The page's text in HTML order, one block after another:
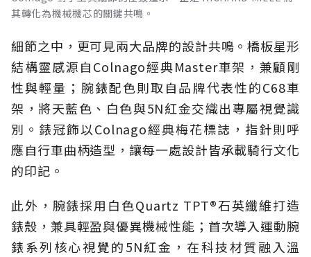
其轉化為機械機芯的關鍵共鳴。
細節之中，更可見兩大品牌的設計共鳴。橋板星形
結構靈感源自Colnago經典Master車架，兼顧剛
性與輕量；腕錶配色則取自品牌代表性的C68車
架，將天藍色、白色與5N紅金交織出專屬視覺識
別。錶冠飾以Colnago經典梅花標誌，指針則呼
應自行車曲柄造型，讓每一處設計皆承載騎行文化
的印記。
此外，腕錶採用白色Quartz TPT®石英纖維打造
錶殼，兼具輕盈與優異機械性能；首次導入運動腕
錶系列核心視覺的5N紅金，在科技材質融入溫